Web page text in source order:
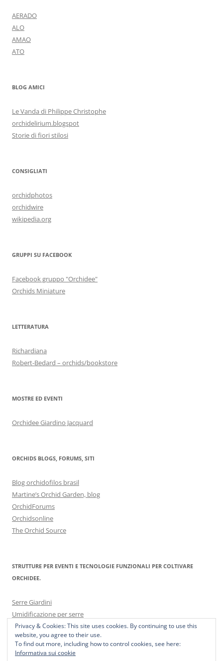
AERADO
ALO
AMAO
ATO
BLOG AMICI
Le Vanda di Philippe Christophe
orchidelirium.blogspot
Storie di fiori stilosi
CONSIGLIATI
orchidphotos
orchidwire
wikipedia.org
GRUPPI SU FACEBOOK
Facebook gruppo "Orchidee"
Orchids Miniature
LETTERATURA
Richardiana
Robert-Bedard – orchids/bookstore
MOSTRE ED EVENTI
Orchidee Giardino Jacquard
ORCHIDS BLOGS, FORUMS, SITI
Blog orchidofilos brasil
Martine’s Orchid Garden, blog
OrchidForums
Orchidsonline
The Orchid Source
STRUTTURE PER EVENTI E TECNOLOGIE FUNZIONALI PER COLTIVARE
ORCHIDEE.
Serre Giardini
Umidificazione per serre
Privacy & Cookies: This site uses cookies. By continuing to use this
website, you agree to their use.
To find out more, including how to control cookies, see here:
Informativa sui cookie